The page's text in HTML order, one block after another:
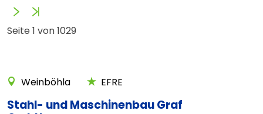
Seite 1 von 1029
Vorwärts
Weinböhla EFRE
Stahl- und Maschinenbau Graf